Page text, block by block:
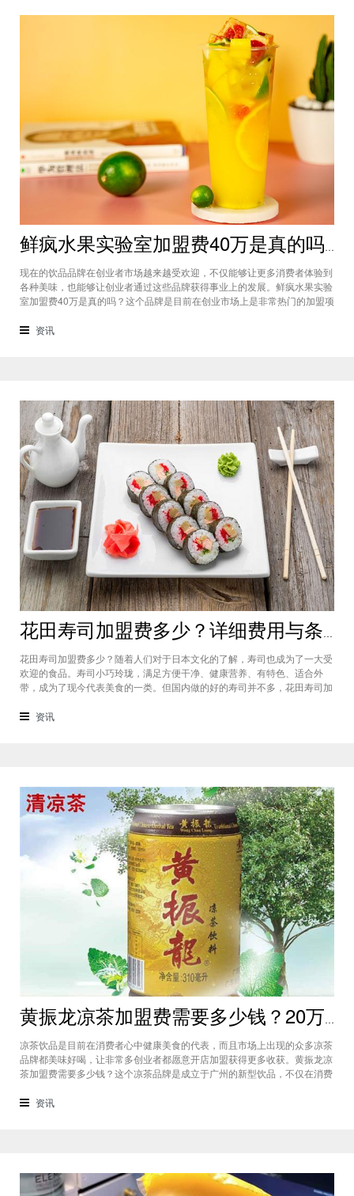
鲜疯水果实验室加盟费40万是真的吗？根本没有传言中那么多！
现在的饮品品牌在创业者市场越来越受欢迎，不仅能够让更多消费者体验到
各种美味，也能够让创业者通过这些品牌获得事业上的发展。鲜疯水果实验
室加盟费40万是真的吗？这个品牌是目前在创业市场上是非常热门的加盟项
比较好的印象，比较低廉的鲜疯水果实验室加盟用也成为了众多创业者青睐
资讯
花田寿司加盟费多少？详细费用与条件就在这里
花田寿司加盟费多少？随着人们对于日本文化的了解，寿司也成为了一大受
欢迎的食品。寿司小巧玲珑，满足方便干净、健康营养、有特色、适合外
带，成为了现今代表美食的一类。但国内做的好的寿司并不多，花田寿司加
更多的是根据我们国人的口味喜好而定的，延传的是国内的美食观念。品牌
资讯
黄振龙凉茶加盟费需要多少钱？20万能开店不同城市都有加盟机会
凉茶饮品是目前在消费者心中健康美食的代表，而且市场上出现的众多凉茶
品牌都美味好喝，让非常多创业者都愿意开店加盟获得更多收获。黄振龙凉
茶加盟费需要多少钱？这个凉茶品牌是成立于广州的新型饮品，不仅在消费
准备20万就能开店。黄振龙凉茶加盟费需要多少钱？对于这个品牌我们可以
资讯